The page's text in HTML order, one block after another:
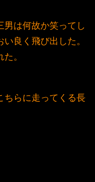
男は何故か笑ってし
良く飛び出した。
。
ちらに走ってくる長